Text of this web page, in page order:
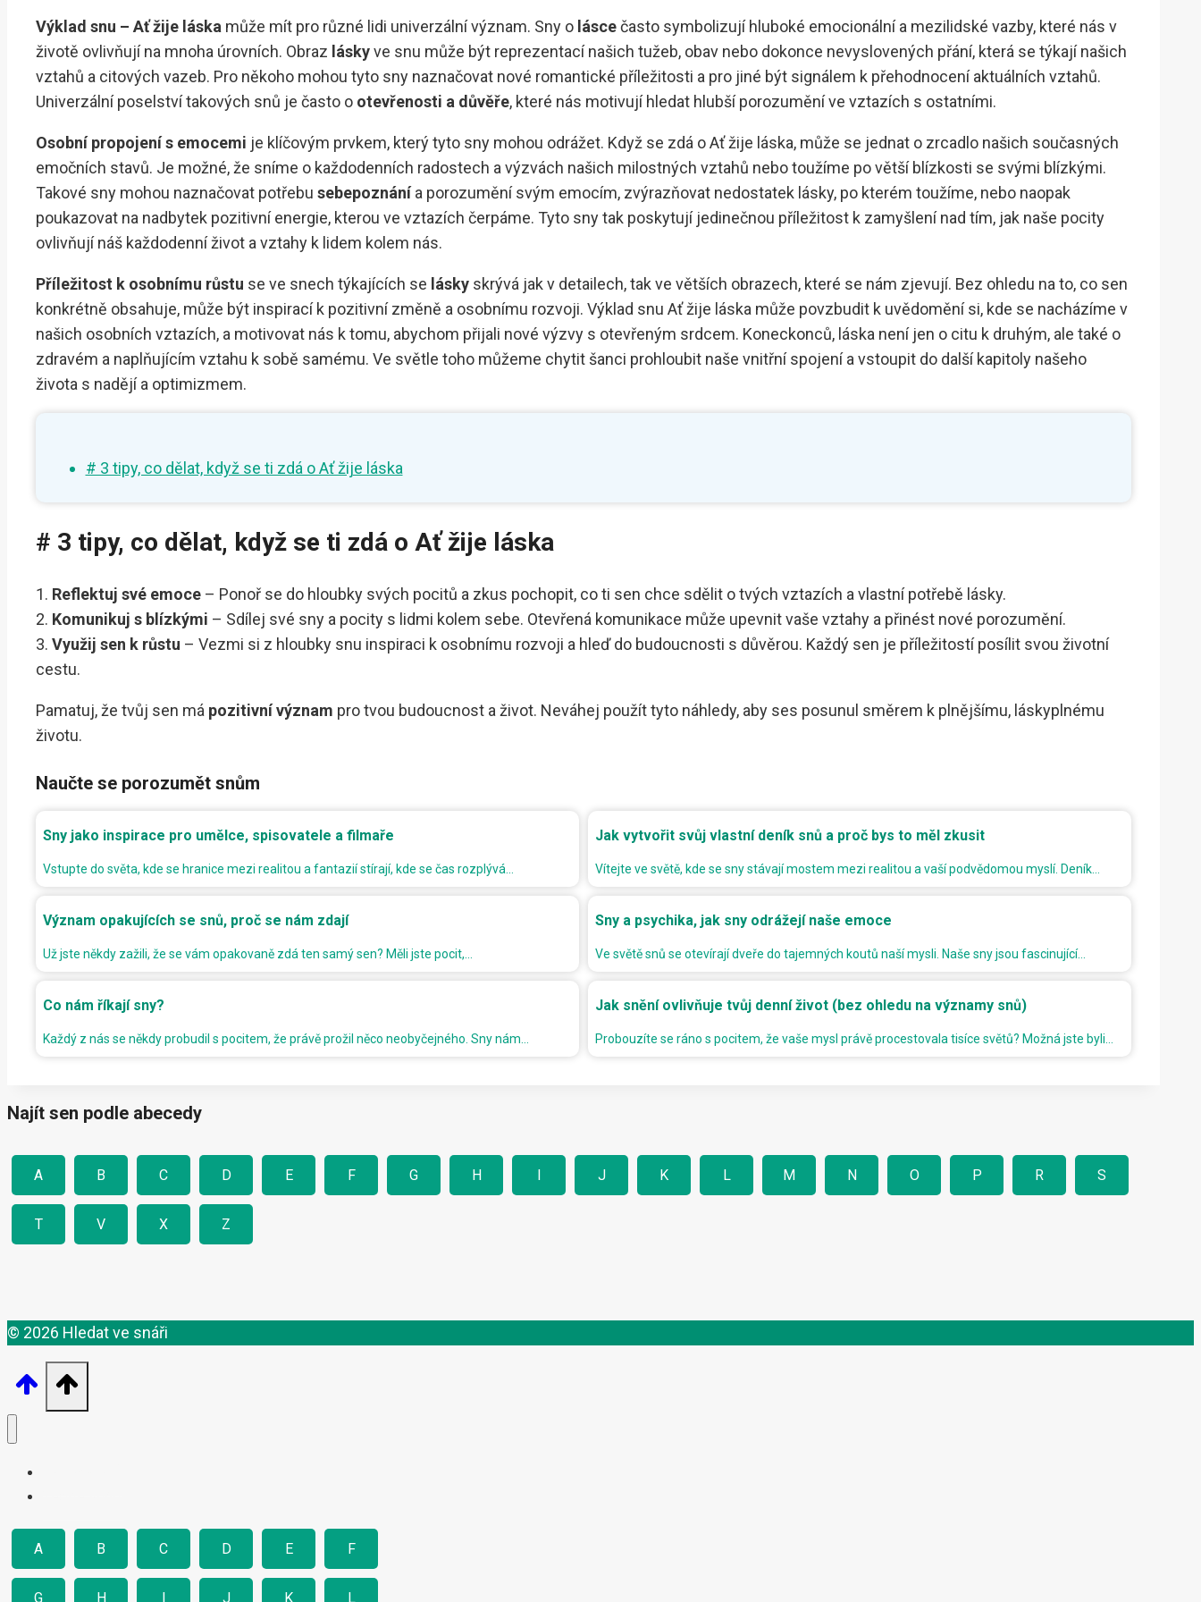
Výklad snu – Ať žije láska může mít pro různé lidi univerzální význam. Sny o láscečasto symbolizují hluboké emocionální a mezilidské vazby, které nás v
životě ovlivňují na mnoha úrovních. Obraz láskyve snu může být reprezentací našich tužeb, obav nebo dokonce nevyslovených přání, která se týkají našich
vztahů a citových vazeb. Pro někoho mohou tyto sny naznačovat nové romantické příležitosti a pro jiné být signálem k přehodnocení aktuálních vztahů.
Univerzální poselství takových snů je často o otevřenosti a důvěře, které nás motivují hledat hlubší porozumění ve vztazích s ostatními.
Osobní propojení s emocemi je klíčovým prvkem, který tyto sny mohou odrážet. Když se zdá o Ať žije láska, může se jednat o zrcadlo našich současných
emočních stavů. Je možné, že sníme o každodenních radostech a výzvách našich milostných vztahů nebo toužíme po větší blízkosti se svými blízkými.
Takové sny mohou naznačovat potřebu sebepoznánía porozumění svým emocím, zvýrazňovat nedostatek lásky, po kterém toužíme, nebo naopak
poukazovat na nadbytek pozitivní energie, kterou ve vztazích čerpáme. Tyto sny tak poskytují jedinečnou příležitost k zamyšlení nad tím, jak naše pocity
ovlivňují náš každodenní život a vztahy k lidem kolem nás.
Příležitost k osobnímu růstu se ve snech týkajících se lásky skrývá jak v detailech, tak ve větších obrazech, které se nám zjevují. Bez ohledu na to, co sen
konkrétně obsahuje, může být inspirací k pozitivní změně a osobnímu rozvoji. Výklad snu Ať žije láska může povzbudit k uvědomění si, kde se nacházíme v
našich osobních vztazích, a motivovat nás k tomu, abychom přijali nové výzvy s otevřeným srdcem. Koneckonců, láska není jen o citu k druhým, ale také o
zdravém a naplňujícím vztahu k sobě samému. Ve světle toho můžeme chytit šanci prohloubit naše vnitřní spojení a vstoupit do další kapitoly našeho
života s nadějí a optimizmem.
# 3 tipy, co dělat, když se ti zdá o Ať žije láska
# 3 tipy, co dělat, když se ti zdá o Ať žije láska
1. Reflektuj své emoce – Ponoř se do hloubky svých pocitů a zkus pochopit, co ti sen chce sdělit o tvých vztazích a vlastní potřebě lásky.
2. Komunikuj s blízkými – Sdílej své sny a pocity s lidmi kolem sebe. Otevřená komunikace může upevnit vaše vztahy a přinést nové porozumění.
3. Využij sen k růstu – Vezmi si z hloubky snu inspiraci k osobnímu rozvoji a hleď do budoucnosti s důvěrou. Každý sen je příležitostí posílit svou životní
cestu.
Pamatuj, že tvůj sen má pozitivní význam pro tvou budoucnost a život. Neváhej použít tyto náhledy, aby ses posunul směrem k plnějšímu, láskyplnému
životu.
Naučte se porozumět snům
Sny jako inspirace pro umělce, spisovatele a filmaře
Vstupte do světa, kde se hranice mezi realitou a fantazií stírají, kde se čas rozplývá…
Jak vytvořit svůj vlastní deník snů a proč bys to měl zkusit
Vítejte ve světě, kde se sny stávají mostem mezi realitou a vaší podvědomou myslí. Deník…
Význam opakujících se snů, proč se nám zdají
Už jste někdy zažili, že se vám opakovaně zdá ten samý sen? Měli jste pocit,…
Sny a psychika, jak sny odrážejí naše emoce
Ve světě snů se otevírají dveře do tajemných koutů naší mysli. Naše sny jsou fascinující…
Co nám říkají sny?
Každý z nás se někdy probudil s pocitem, že právě prožil něco neobyčejného. Sny nám…
Jak snění ovlivňuje tvůj denní život (bez ohledu na významy snů)
Probouzíte se ráno s pocitem, že vaše mysl právě procestovala tisíce světů? Možná jste byli…
Najít sen podle abecedy
A B C D E F G H J K L M N O P R S
T V X Z
© 2026 Hledat ve snáři
A B C D E F
G H I J K L